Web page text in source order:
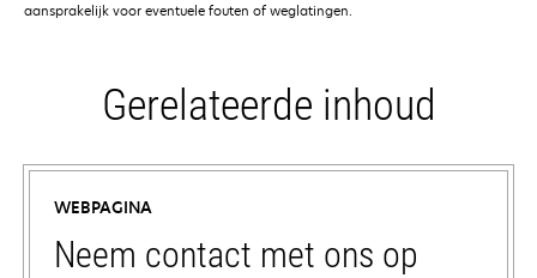
aansprakelijk voor eventuele fouten of weglatingen.
Gerelateerde inhoud
WEBPAGINA
Neem contact met ons op